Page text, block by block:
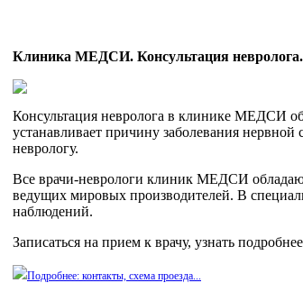
Клиника МЕДСИ. Консультация невролога.
Консультация невролога в клинике МЕДСИ
устанавливает причину заболевания
неврологу.
Все врачи-неврологи клиник МЕДСИ
ведущих мировых производителей. В
наблюдений.
Записаться на прием к врачу, узнать
Подробнее: контакты, схема проезда...